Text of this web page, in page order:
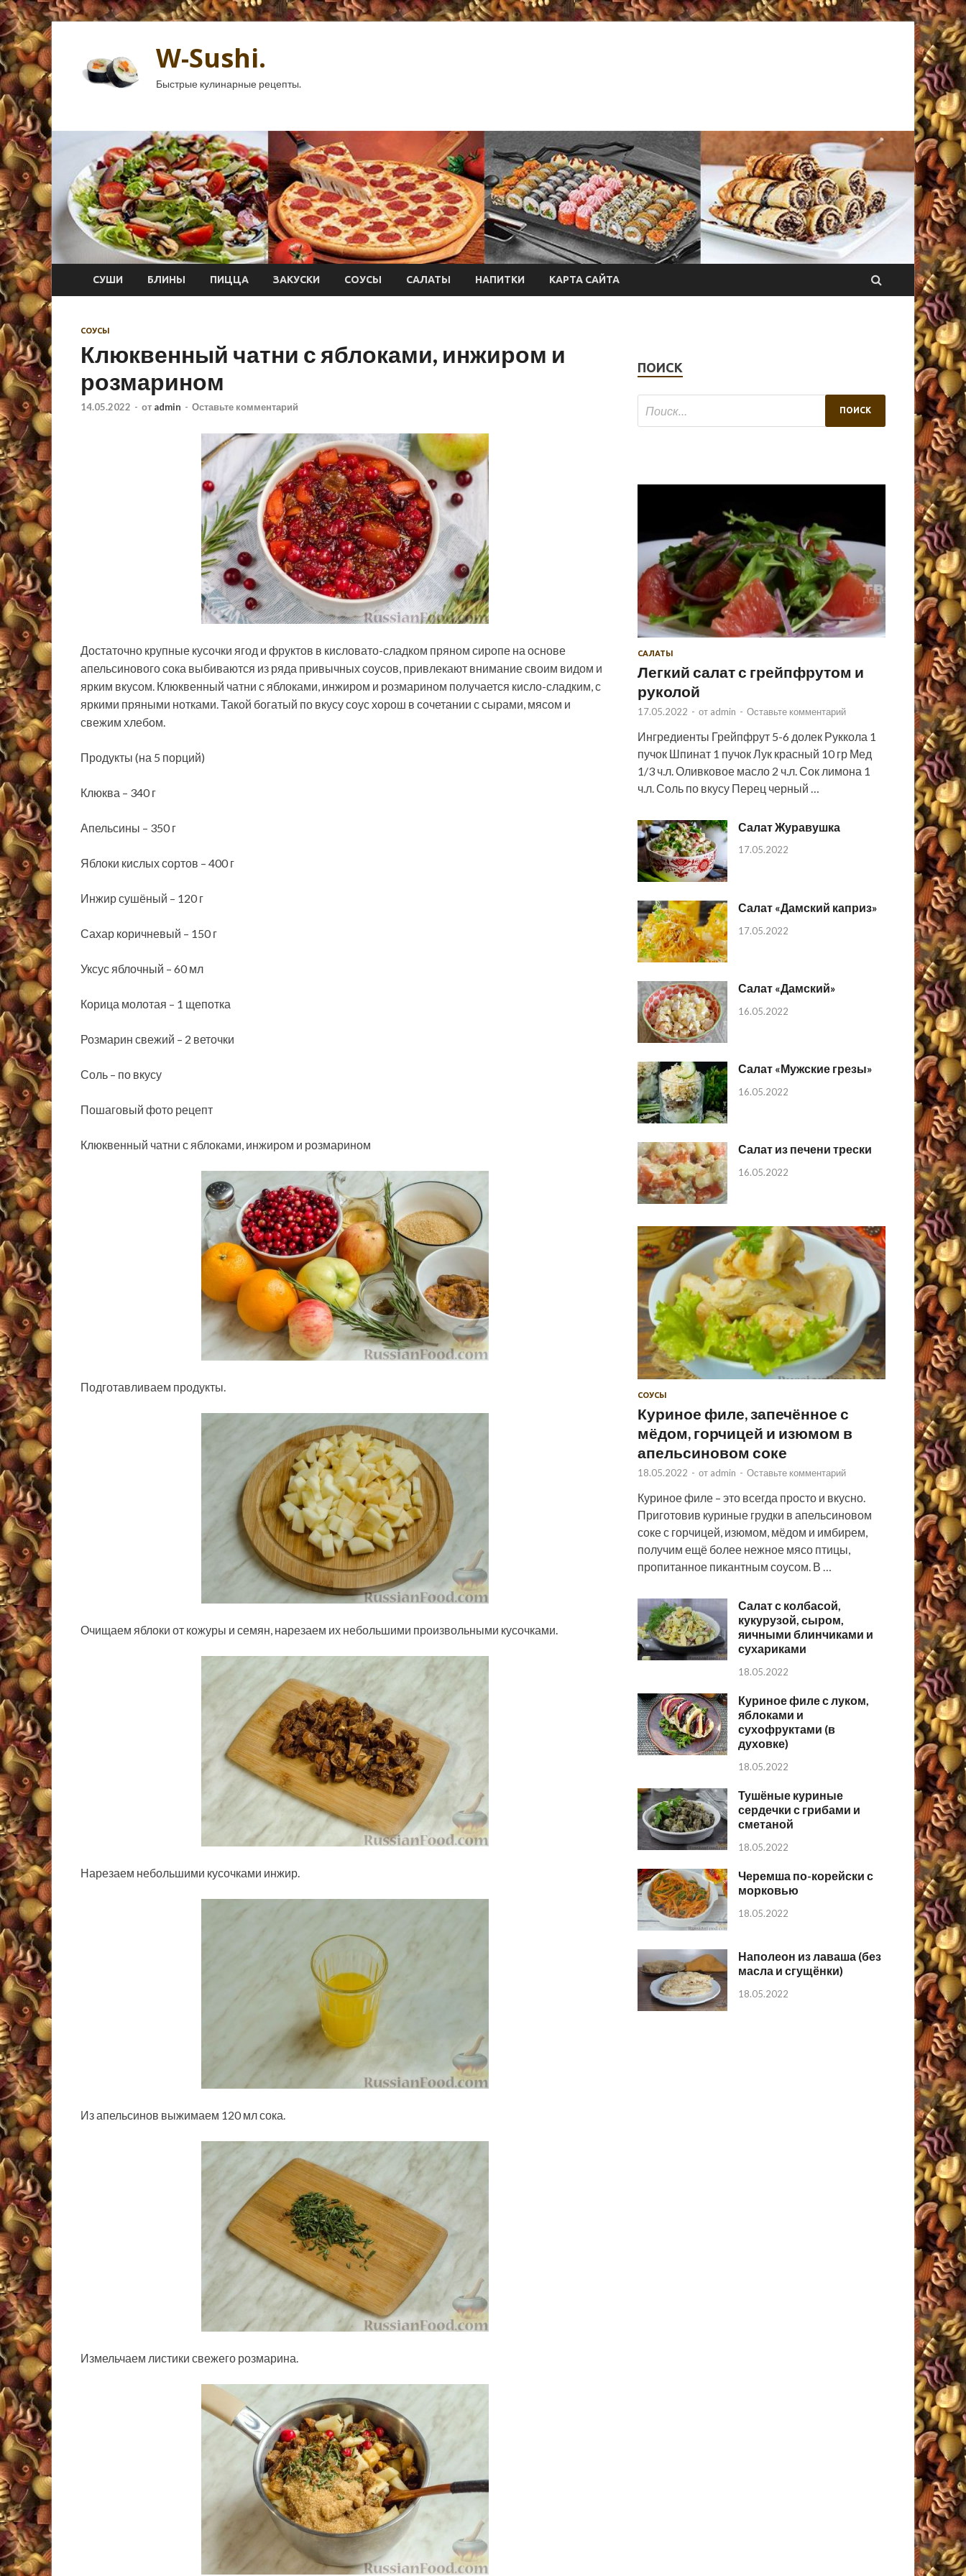
W-Sushi.
Быстрые кулинарные рецепты.
СУШИ БЛИНЫ ПИЦЦА ЗАКУСКИ СОУСЫ САЛАТЫ НАПИТКИ КАРТА САЙТА
СОУСЫ
Клюквенный чатни с яблоками, инжиром и
розмарином
14.05.2022 - от admin - Оставьте комментарий
Достаточно крупные кусочки ягод и фруктов в кисловато-сладком пряном сиропе на основе
апельсинового сока выбиваются из ряда привычных соусов, привлекают внимание своим видом и
ярким вкусом. Клюквенный чатни с яблоками, инжиром и розмарином получается кисло-сладким, с
яркими пряными нотками. Такой богатый по вкусу соус хорош в сочетании с сырами, мясом и
свежим хлебом.
Продукты (на 5 порций)
Клюква – 340 г
Апельсины – 350 г
Яблоки кислых сортов – 400 г
Инжир сушёный – 120 г
Сахар коричневый – 150 г
Уксус яблочный – 60 мл
Корица молотая – 1 щепотка
Розмарин свежий – 2 веточки
Соль – по вкусу
Пошаговый фото рецепт
Клюквенный чатни с яблоками, инжиром и розмарином
Подготавливаем продукты.
Очищаем яблоки от кожуры и семян, нарезаем их небольшими произвольными кусочками.
Нарезаем небольшими кусочками инжир.
Из апельсинов выжимаем 120 мл сока.
Измельчаем листики свежего розмарина.
ПОИСК
САЛАТЫ
Легкий салат с грейпфрутом и
руколой
17.05.2022 - от admin - Оставьте комментарий
Ингредиенты Грейпфрут 5-6 долек Руккола 1
пучок Шпинат 1 пучок Лук красный 10 гр Мед
1/3 ч.л. Оливковое масло 2 ч.л. Сок лимона 1
ч.л. Соль по вкусу Перец черный …
Салат Журавушка
17.05.2022
Салат «Дамский каприз»
17.05.2022
Салат «Дамский»
16.05.2022
Салат «Мужские грезы»
16.05.2022
Салат из печени трески
16.05.2022
СОУСЫ
Куриное филе, запечённое с
мёдом, горчицей и изюмом в
апельсиновом соке
18.05.2022 - от admin - Оставьте комментарий
Куриное филе – это всегда просто и вкусно.
Приготовив куриные грудки в апельсиновом
соке с горчицей, изюмом, мёдом и имбирем,
получим ещё более нежное мясо птицы,
пропитанное пикантным соусом. В …
Салат с колбасой,
кукурузой, сыром,
яичными блинчиками и
сухариками
18.05.2022
Куриное филе с луком,
яблоками и
сухофруктами (в
духовке)
18.05.2022
Тушёные куриные
сердечки с грибами и
сметаной
18.05.2022
Черемша по-корейски с
морковью
18.05.2022
Наполеон из лаваша (без
масла и сгущёнки)
18.05.2022